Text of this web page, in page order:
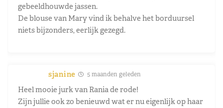
gebeeldhouwde jassen.
De blouse van Mary vind ik behalve het borduursel
niets bijzonders, eerlijk gezegd.
sjanine 5 maanden geleden
Heel mooie jurk van Rania de rode!
Zijn jullie ook zo benieuwd wat er nu eigenlijk op haar